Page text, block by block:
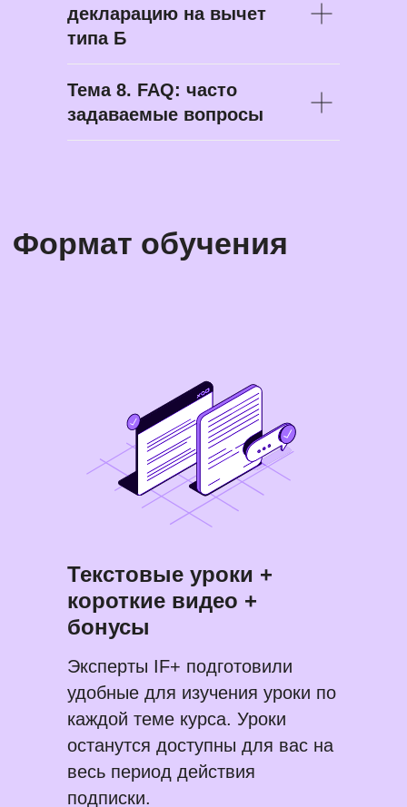
декларацию на вычет
типа Б
Тема 8. FAQ: часто
задаваемые вопросы
Текстовые уроки +
короткие видео +
бонусы
Эксперты IF+ подготовили
удобные для изучения уроки по
каждой теме курса. Уроки
останутся доступны для вас на
весь период действия
подписки.